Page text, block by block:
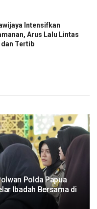
Intensifkan
Arus Lalu Lintas
dan Tertib
Polda Papua
Ibadah Bersama di